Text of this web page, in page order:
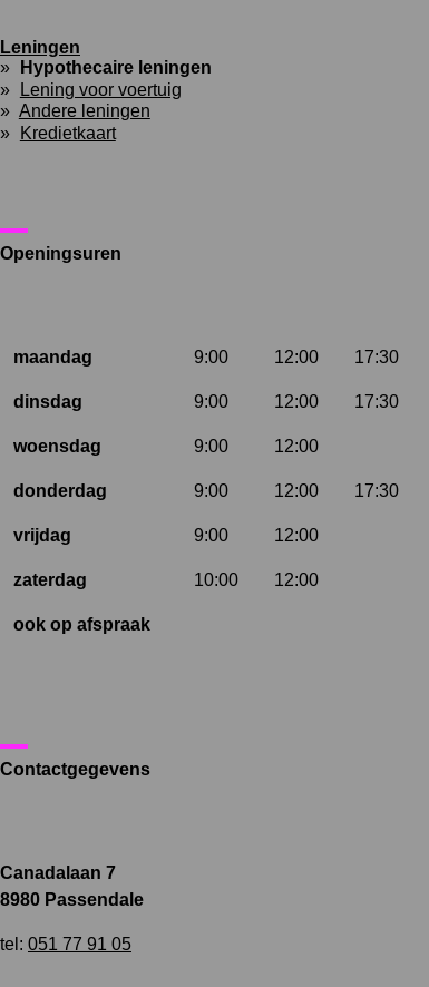
Leningen
Hypothecaire leningen
Lening voor voertuig
Andere leningen
Kredietkaart
Openingsuren
maandag 9:00 12:00 17:30
dinsdag 9:00 12:00 17:30
woensdag 9:00 12:00
donderdag 9:00 12:00 17:30
vrijdag 9:00 12:00
zaterdag 10:00 12:00
ook op afspraak
Contactgegevens
Canadalaan 7
8980 Passendale
tel: 051 77 91 05